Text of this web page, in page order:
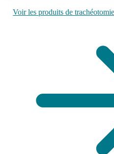
Voir les produits de trachéotomie